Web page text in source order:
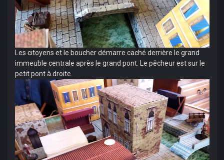
Les citoyens et le boucher démarre caché derrière le grand
immeuble centrale après le grand pont. Le pêcheur est sur le
petit pont à droite.